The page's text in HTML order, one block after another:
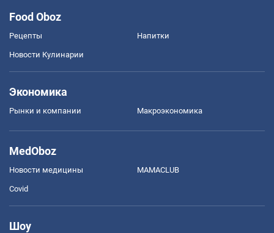
Food Oboz
Рецепты Напитки
Новости Кулинарии
Экономика
Рынки и компании Mакроэкономика
MedOboz
Новости медицины MAMACLUB
Covid
Шоу